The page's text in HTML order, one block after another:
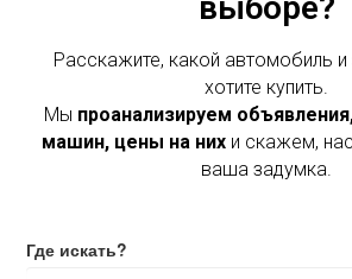
Расскажите, какой автомобиль
хотите купить.
Мы проанализируем
машин, цены на нихи скажем,
ваша задумка.
Где искать?